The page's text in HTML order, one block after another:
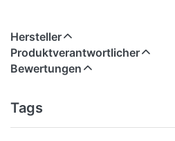
Hersteller
Produktverantwortlicher
Bewertungen
Tags